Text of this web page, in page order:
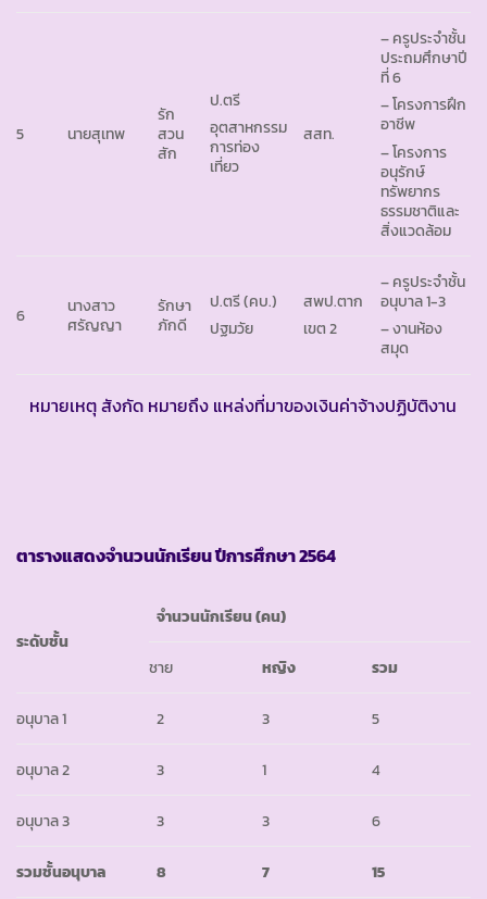
5 นายสุเทพ
รัก
สวน
สัก
ป.ตรี
อุตสาหกรรม
การท่อง
เที่ยว
สสท.
– ครูประจำชั้น
ประถมศึกษาปี
ที่ 6
– โครงการฝึก
อาชีพ
– โครงการ
อนุรักษ์
ทรัพยากร
ธรรมชาติและ
สิ่งแวดล้อม
6
นางสาว
ศรัญญา
รักษา
ภักดี
ป.ตรี (คบ.)
ปฐมวัย
สพป.ตาก
เขต 2
– ครูประจำชั้น
อนุบาล 1-3
– งานห้อง
สมุด
หมายเหตุ สังกัด หมายถึง แหล่งที่มาของเงินค่าจ้างปฏิบัติงาน
ตารางแสดงจำนวนนักเรียน ปีการศึกษา 2564
ระดับชั้น
จำนวนนักเรียน (คน)
ชาย หญิง รวม
อนุบาล 1 2 3 5
อนุบาล 2 3 1 4
อนุบาล 3 3 3 6
รวมชั้นอนุบาล 8 7 15